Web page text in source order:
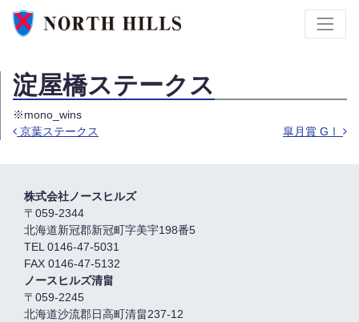
淀屋橋ステークス
※mono_wins
京葉ステークス 皐月賞 GⅠ
株式会社ノースヒルズ
〒059-2344
北海道新冠郡新冠町字美宇198番5
TEL 0146-47-5031
FAX 0146-47-5132
ノースヒルズ清畠
〒059-2245
北海道沙流郡日高町清畠237-12